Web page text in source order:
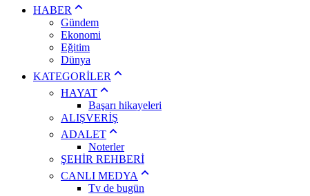
HABER
Gündem
Ekonomi
Eğitim
Dünya
KATEGORİLER
HAYAT
Başarı hikayeleri
ALIŞVERİŞ
ADALET
Noterler
ŞEHİR REHBERİ
CANLI MEDYA
Tv de bugün